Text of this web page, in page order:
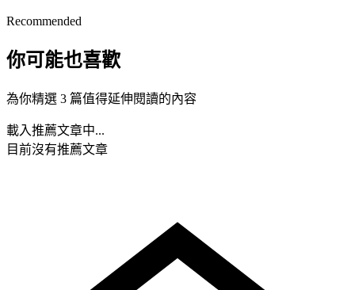
Recommended
你可能也喜歡
為你精選 3 篇值得延伸閱讀的內容
載入推薦文章中...
目前沒有推薦文章